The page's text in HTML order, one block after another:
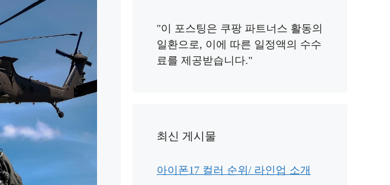
"이 포스팅은 쿠팡 파트너스 활동의
일환으로, 이에 따른 일정액의 수수
료를 제공받습니다."
최신 게시물
아이폰17 컬러 순위/ 라인업 소개